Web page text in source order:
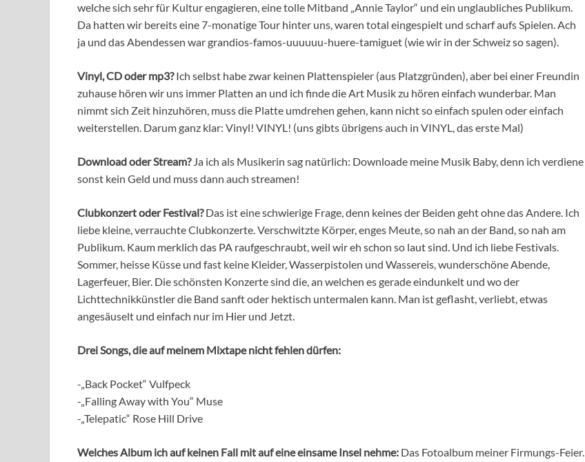
welche sich sehr für Kultur engagieren, eine tolle Mitband „Annie Taylor“ und ein unglaubliches Publikum.
Da hatten wir bereits eine 7-monatige Tour hinter uns, waren total eingespielt und scharf aufs Spielen. Ach
ja und das Abendessen war grandios-famos-uuuuuu-huere-tamiguet (wie wir in der Schweiz so sagen).
Vinyl, CD oder mp3?Ich selbst habe zwar keinen Plattenspieler (aus Platzgründen), aber bei einer Freundin
zuhause hören wir uns immer Platten an und ich finde die Art Musik zu hören einfach wunderbar. Man
nimmt sich Zeit hinzuhören, muss die Platte umdrehen gehen, kann nicht so einfach spulen oder einfach
weiterstellen. Darum ganz klar: Vinyl! VINYL! (uns gibts übrigens auch in VINYL, das erste Mal)
Download oder Stream? Ja ich als Musikerin sag natürlich: Downloade meine Musik Baby, denn ich verdiene
sonst kein Geld und muss dann auch streamen!
Clubkonzert oder Festival?Das ist eine schwierige Frage, denn keines der Beiden geht ohne das Andere. Ich
liebe kleine, verrauchte Clubkonzerte. Verschwitzte Körper, enges Meute, so nah an der Band, so nah am
Publikum. Kaum merklich das PA raufgeschraubt, weil wir eh schon so laut sind. Und ich liebe Festivals.
Sommer, heisse Küsse und fast keine Kleider, Wasserpistolen und Wassereis, wunderschöne Abende,
Lagerfeuer, Bier. Die schönsten Konzerte sind die, an welchen es gerade eindunkelt und wo der
Lichttechnikkünstler die Band sanft oder hektisch untermalen kann. Man ist geflasht, verliebt, etwas
angesäuselt und einfach nur im Hier und Jetzt.
Drei Songs, die auf meinem Mixtape nicht fehlen dürfen:
-„Back Pocket“ Vulfpeck
-„Falling Away with You“ Muse
-„Telepatic“ Rose Hill Drive
Welches Album ich auf keinen Fall mit auf eine einsame Insel nehme: Das Fotoalbum meiner Firmungs-Feier.